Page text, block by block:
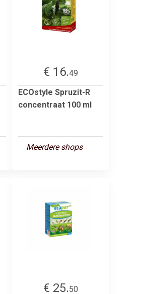
€ 16.49
ECOstyle Spruzit-R
concentraat 100 ml
Meerdere shops
€ 25.50